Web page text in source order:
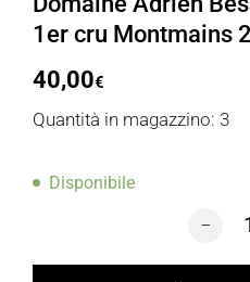
1er cru Montmains
40,00€
Quantità in magazzino: 3
Disponibile